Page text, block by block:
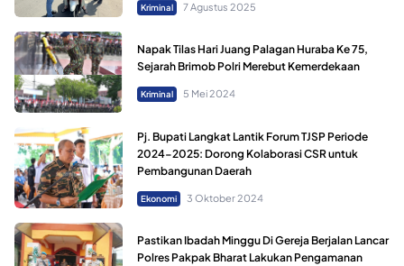
Kriminal 7 Agustus 2025
Napak Tilas Hari Juang Palagan Huraba Ke 75,
Sejarah Brimob Polri Merebut Kemerdekaan
Kriminal 5 Mei 2024
Pj. Bupati Langkat Lantik Forum TJSP Periode
2024-2025: Dorong Kolaborasi CSR untuk
Pembangunan Daerah
Ekonomi 3 Oktober 2024
Pastikan Ibadah Minggu Di Gereja Berjalan Lancar
Polres Pakpak Bharat Lakukan Pengamanan